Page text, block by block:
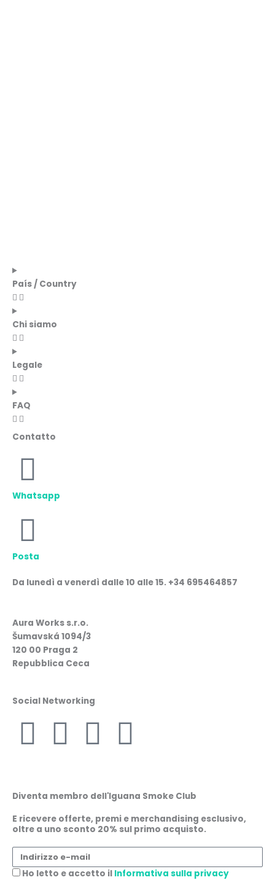
País / Country
Chi siamo
Legale
FAQ
Contatto
Whatsapp
Posta
Da lunedì a venerdì dalle 10 alle 15. +34 695464857
Aura Works s.r.o.
Šumavská 1094/3
120 00 Praga 2
Repubblica Ceca
Social Networking
F
c
e
b
I
s
t
a
W
a
t
s
L
n
k
e
Diventa membro dell'Iguana Smoke Club
E ricevere offerte, premi e merchandising esclusivo,
oltre a uno sconto 20% sul primo acquisto.
Indirizzo
e-
Accettazione
Ho letto e accetto il Informativa sulla privacy